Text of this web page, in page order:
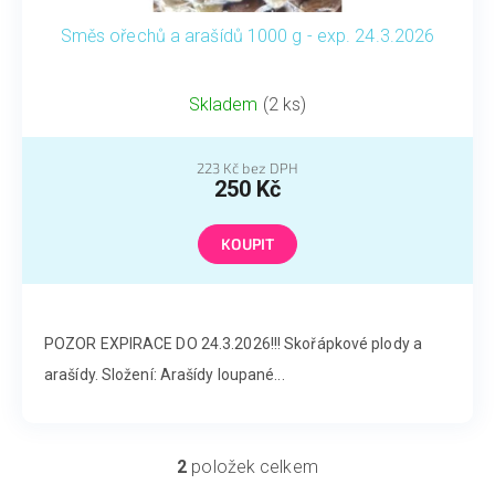
Směs ořechů a arašídů 1000 g - exp. 24.3.2026
Skladem (2 ks)
223 Kč bez DPH
250 Kč
KOUPIT
POZOR EXPIRACE DO 24.3.2026!!! Skořápkové plody a
arašídy. Složení: Arašídy loupané...
O
2 položek celkem